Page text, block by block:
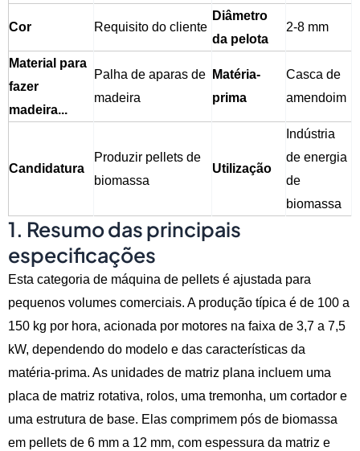
Cor Requisito do cliente
Diâmetro
da pelota
2-8 mm
Material para
fazer
madeira...
Palha de aparas de
madeira
Matéria-
prima
Casca de
amendoim
Candidatura
Produzir pellets de
biomassa
Utilização
Indústria
de energia
de
biomassa
1. Resumo das principais
especificações
Esta categoria de máquina de pellets é ajustada para
pequenos volumes comerciais. A produção típica é de 100 a
150 kg por hora, acionada por motores na faixa de 3,7 a 7,5
kW, dependendo do modelo e das características da
matéria-prima. As unidades de matriz plana incluem uma
placa de matriz rotativa, rolos, uma tremonha, um cortador e
uma estrutura de base. Elas comprimem pós de biomassa
em pellets de 6 mm a 12 mm, com espessura da matriz e